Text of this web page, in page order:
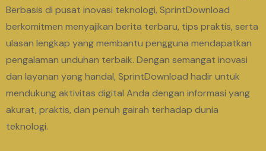
Berbasis di pusat inovasi teknologi, SprintDownload
berkomitmen menyajikan berita terbaru, tips praktis, serta
ulasan lengkap yang membantu pengguna mendapatkan
pengalaman unduhan terbaik. Dengan semangat inovasi
dan layanan yang handal, SprintDownload hadir untuk
mendukung aktivitas digital Anda dengan informasi yang
akurat, praktis, dan penuh gairah terhadap dunia
teknologi.